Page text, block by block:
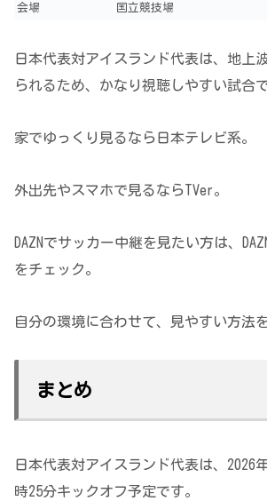
会場 国立競技場
日本代表対アイスランド代表は、地上
られるため、かなり視聴しやすい試合で
家でゆっくり見るなら日本テレビ系。
外出先やスマホで見るならTVer。
DAZNでサッカー中継を見たい方は、
をチェック。
自分の環境に合わせて、見やすい方法を
まとめ
日本代表対アイスランド代表は、2026
時25分キックオフ予定です。